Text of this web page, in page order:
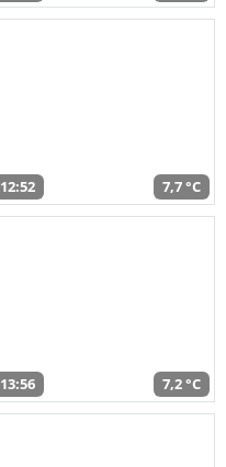
12:52 7,7 °C
13:56 7,2 °C